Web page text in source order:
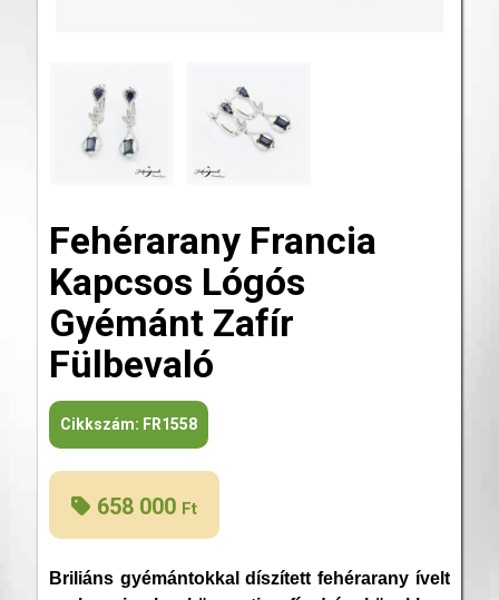
Fehérarany Francia
Kapcsos Lógós
Gyémánt Zafír
Fülbevaló
Cikkszám: FR1558
658 000 Ft
Briliáns gyémántokkal díszített fehérarany ívelt